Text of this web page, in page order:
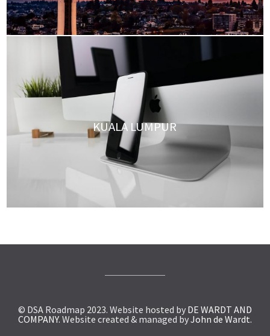
KUALA LUMPUR
© DSA Roadmap 2023. Website hosted by DE WARDT AND
COMPANY. Website created & managed byJohn de Wardt.